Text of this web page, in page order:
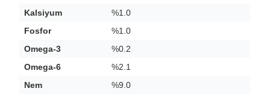
Kalsiyum
%1.0
Fosfor
%1.0
Omega-3
%0.2
Omega-6
%2.1
Nem
%9.0